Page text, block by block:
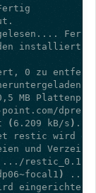
( 6.209 kB/s )
und
)